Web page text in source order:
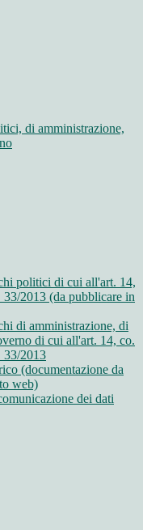
di amministrazione,
politici di cui all'art. 14,
2013 (da pubblicare in
di amministrazione, di
di cui all'art. 14, co.
33/2013
(documentazione da
web)
dei dati